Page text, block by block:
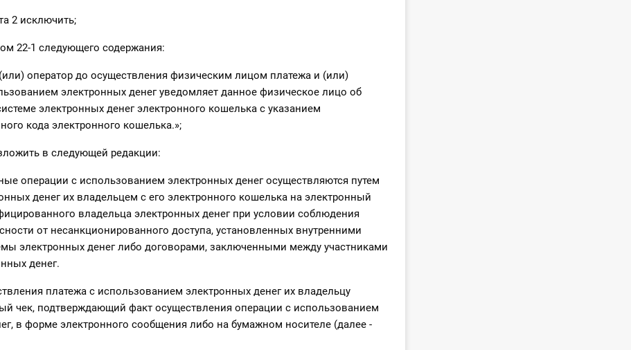
2 исключить;
22-1 следующего содержания:
оператор до осуществления физическим лицом платежа и (или)
электронных денег уведомляет данное физическое лицо об
электронных денег электронного кошелька с указанием
кода электронного кошелька.»;
в следующей редакции:
операции с использованием электронных денег осуществляются путем
денег их владельцем с его электронного кошелька на электронный
владельца электронных денег при условии соблюдения
от несанкционированного доступа, установленных внутренними
электронных денег либо договорами, заключенными между участниками
денег.
платежа с использованием электронных денег их владельцу
чек, подтверждающий факт осуществления операции с использованием
в форме электронного сообщения либо на бумажном носителе (далее -